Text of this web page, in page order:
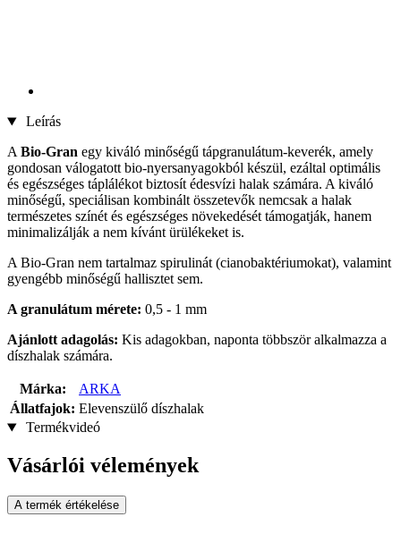
Leírás
A Bio-Gran egy kiváló minőségű tápgranulátum-keverék, amely
gondosan válogatott bio-nyersanyagokból készül, ezáltal optimális
és egészséges táplálékot biztosít édesvízi halak számára. A kiváló
minőségű, speciálisan kombinált összetevők nemcsak a halak
természetes színét és egészséges növekedését támogatják, hanem
minimalizálják a nem kívánt ürülékeket is.
A Bio-Gran nem tartalmaz spirulinát (cianobaktériumokat), valamint
gyengébb minőségű hallisztet sem.
A granulátum mérete: 0,5 - 1 mm
Ajánlott adagolás: Kis adagokban, naponta többször alkalmazza a
díszhalak számára.
Márka:
ARKA
Állatfajok: Elevenszülő díszhalak
Termékvideó
Vásárlói vélemények
A termék értékelése